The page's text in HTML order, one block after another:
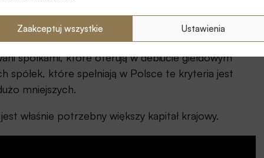
Zaakceptuj wszystkie Ustawienia
Jak podkreślił – za 70 procent dziennych obrotów
spółkami, które oferują w debiucie giełdowym
spółek, które spełniają w Polsce te kryteria jest
mniejszych.
właśnie potrzebny większy kapitał krajowy.